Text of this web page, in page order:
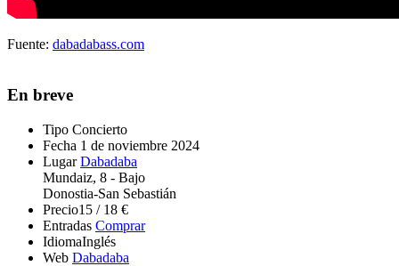
Fuente: dabadabass.com
En breve
Tipo Concierto
Fecha 1 de noviembre 2024
Lugar Dabadaba
Mundaiz, 8 - Bajo
Donostia-San Sebastián
Precio15 / 18 €
Entradas Comprar
IdiomaInglés
Web Dabadaba